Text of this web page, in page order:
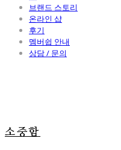
브랜드 스토리
온라인 샵
후기
멤버쉽 안내
상담 / 문의
소중함